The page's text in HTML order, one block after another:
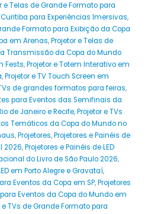
e Telas de Grande Formato para
para Experiências Imersivas,
Formato para Exibição da Copa
em Arenas,Projetor e Telas de
Transmissão da Copa do Mundo
Fests,Projetor e Totem Interativo em
,Projetor e TV Touch Screen em
de grandes formatos para feiras,
para Eventos das Semifinais da
de Janeiro e Recife,Projetor e TVs
Temáticos da Copa do Mundo no
,Projetores,Projetores e Painéis de
2026,Projetores e Painéis de LED
do Livro de São Paulo 2026,
em Porto Alegre e Gravataí,
Eventos da Copa em SP,Projetores
Eventos da Copa do Mundo em
e TVs de Grande Formato para